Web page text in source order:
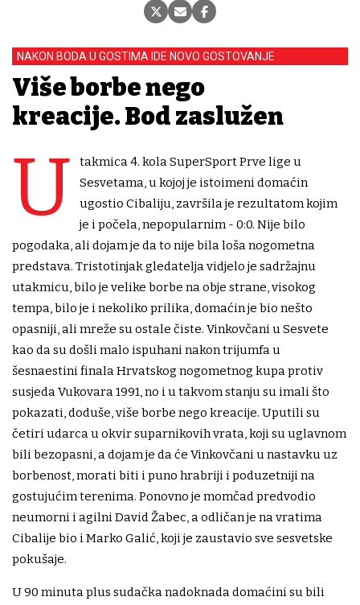
NAKON BODA U GOSTIMA IDE NOVO GOSTOVANJE
Više borbe nego
kreacije. Bod zaslužen
U
takmica 4. kola SuperSport Prve lige u
Sesvetama, u kojoj je istoimeni domaćin
ugostio Cibaliju, završila je rezultatom kojim
je i počela, nepopularnim - 0:0. Nije bilo
pogodaka, ali dojam je da to nije bila loša nogometna
predstava. Tristotinjak gledatelja vidjelo je sadržajnu
utakmicu, bilo je velike borbe na obje strane, visokog
tempa, bilo je i nekoliko prilika, domaćin je bio nešto
opasniji, ali mreže su ostale čiste. Vinkovčani u Sesvete
kao da su došli malo ispuhani nakon trijumfa u
šesnaestini finala Hrvatskog nogometnog kupa protiv
susjeda Vukovara 1991, no i u takvom stanju su imali što
pokazati, doduše, više borbe nego kreacije. Uputili su
četiri udarca u okvir suparnikovih vrata, koji su uglavnom
bili bezopasni, a dojam je da će Vinkovčani u nastavku uz
borbenost, morati biti i puno hrabriji i poduzetniji na
gostujućim terenima. Ponovno je momčad predvodio
neumorni i agilni David Žabec, a odličan je na vratima
Cibalije bio i Marko Galić, koji je zaustavio sve sesvetske
pokušaje.
U 90 minuta plus sudačka nadoknada domaćini su bili